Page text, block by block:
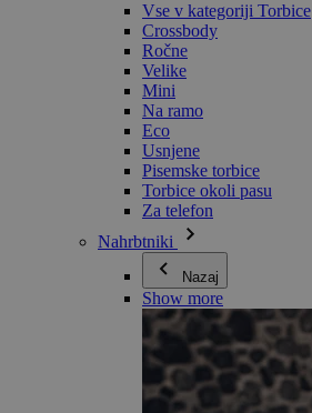
Vse v kategoriji Torbice
Crossbody
Ročne
Velike
Mini
Na ramo
Eco
Usnjene
Pisemske torbice
Torbice okoli pasu
Za telefon
Nahrbtniki
Nazaj
Show more